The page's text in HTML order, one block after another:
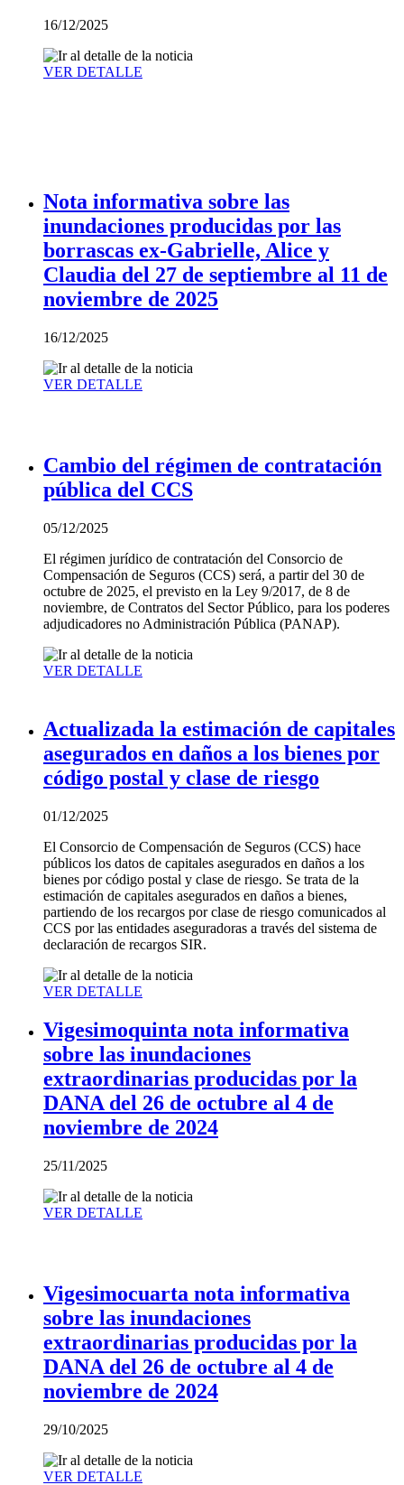
16/12/2025
VER DETALLE
Nota informativa sobre las
inundaciones producidas por las
borrascas ex-Gabrielle, Alice y
Claudia del 27 de septiembre al 11 de
noviembre de 2025
16/12/2025
VER DETALLE
Cambio del régimen de contratación
pública del CCS
05/12/2025
El régimen jurídico de contratación del Consorcio de
Compensación de Seguros (CCS) será, a partir del 30 de
octubre de 2025, el previsto en la Ley 9/2017, de 8 de
noviembre, de Contratos del Sector Público, para los poderes
adjudicadores no Administración Pública (PANAP).
VER DETALLE
Actualizada la estimación de capitales
asegurados en daños a los bienes por
código postal y clase de riesgo
01/12/2025
El Consorcio de Compensación de Seguros (CCS) hace
públicos los datos de capitales asegurados en daños a los
bienes por código postal y clase de riesgo. Se trata de la
estimación de capitales asegurados en daños a bienes,
partiendo de los recargos por clase de riesgo comunicados al
CCS por las entidades aseguradoras a través del sistema de
declaración de recargos SIR.
VER DETALLE
Vigesimoquinta nota informativa
sobre las inundaciones
extraordinarias producidas por la
DANA del 26 de octubre al 4 de
noviembre de 2024
25/11/2025
VER DETALLE
Vigesimocuarta nota informativa
sobre las inundaciones
extraordinarias producidas por la
DANA del 26 de octubre al 4 de
noviembre de 2024
29/10/2025
VER DETALLE